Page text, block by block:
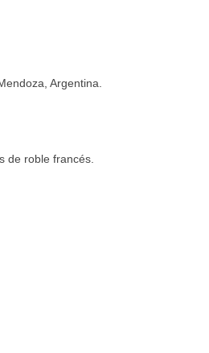
Argentina.
de roble francés.